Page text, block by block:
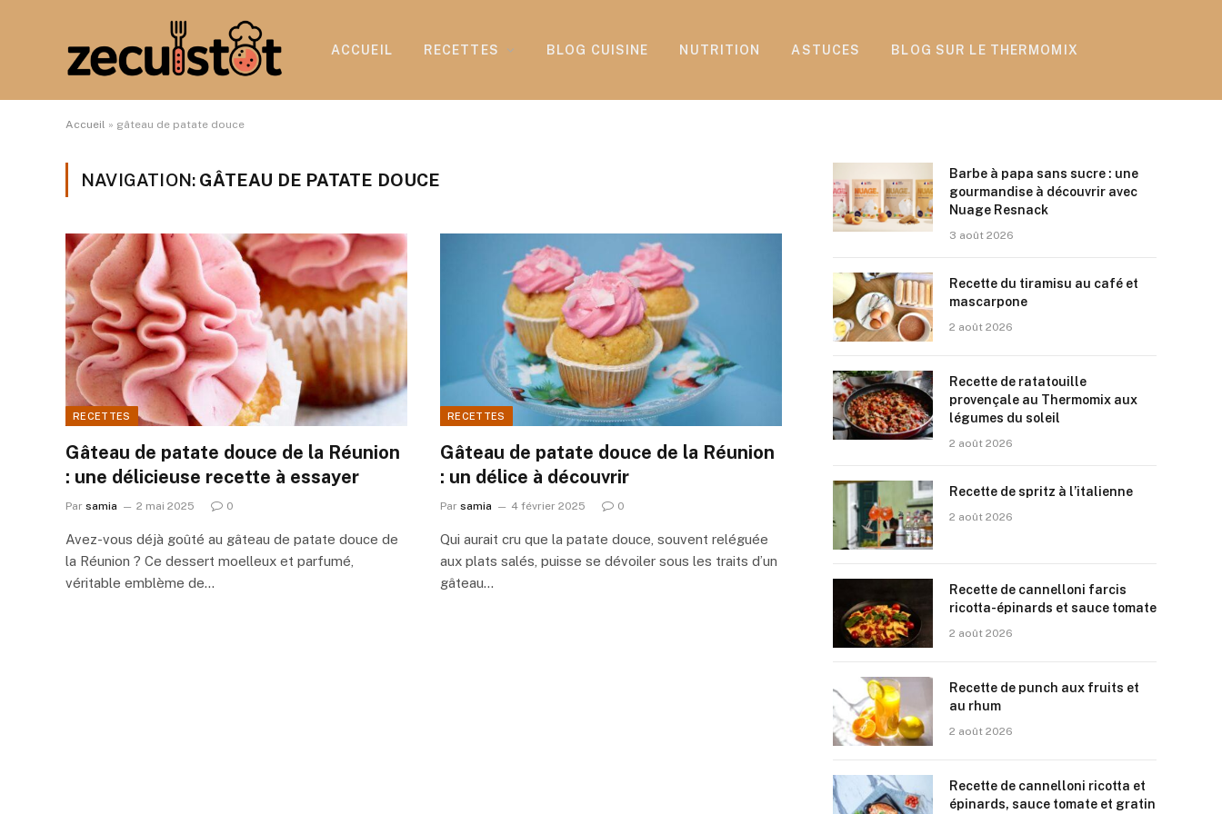
ACCUEIL RECETTES BLOG CUISINE NUTRITION ASTUCES BLOG SUR LE THERMOMIX
Accueil » gâteau de patate douce
NAVIGATION: GÂTEAU DE PATATE DOUCE
RECETTES
Gâteau de patate douce de la Réunion
: une délicieuse recette à essayer
Par samia 2 mai 2025 0
Avez-vous déjà goûté au gâteau de patate douce de
la Réunion ? Ce dessert moelleux et parfumé,
véritable emblème de…
RECETTES
Gâteau de patate douce de la Réunion
: un délice à découvrir
Par samia 4 février 2025 0
Qui aurait cru que la patate douce, souvent reléguée
aux plats salés, puisse se dévoiler sous les traits d’un
gâteau…
Barbe à papa sans sucre : une
gourmandise à découvrir avec
Nuage Resnack
3 août 2026
Recette du tiramisu au café et
mascarpone
2 août 2026
Recette de ratatouille
provençale au Thermomix aux
légumes du soleil
2 août 2026
Recette de spritz à l’italienne
2 août 2026
Recette de cannelloni farcis
ricotta-épinards et sauce tomate
2 août 2026
Recette de punch aux fruits et
au rhum
2 août 2026
Recette de cannelloni ricotta et
épinards, sauce tomate et gratin